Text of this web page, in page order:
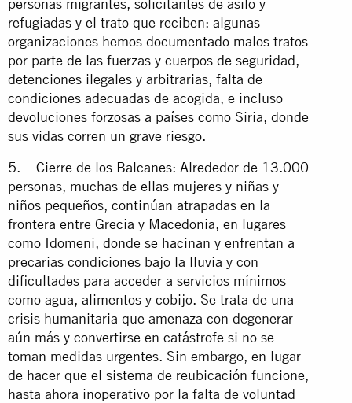
refugiadas y el trato que reciben: algunas
organizaciones hemos documentado malos tratos
por parte de las fuerzas y cuerpos de seguridad,
detenciones ilegales y arbitrarias, falta de
condiciones adecuadas de acogida, e incluso
devoluciones forzosas a países como Siria, donde
sus vidas corren un grave riesgo.
5. Cierre de los Balcanes: Alrededor de 13.000
personas, muchas de ellas mujeres y niñas y
niños pequeños, continúan atrapadas en la
frontera entre Grecia y Macedonia, en lugares
como Idomeni, donde se hacinan y enfrentan a
precarias condiciones bajo la lluvia y con
dificultades para acceder a servicios mínimos
como agua, alimentos y cobijo. Se trata de una
crisis humanitaria que amenaza con degenerar
aún más y convertirse en catástrofe si no se
toman medidas urgentes. Sin embargo, en lugar
de hacer que el sistema de reubicación funcione,
hasta ahora inoperativo por la falta de voluntad